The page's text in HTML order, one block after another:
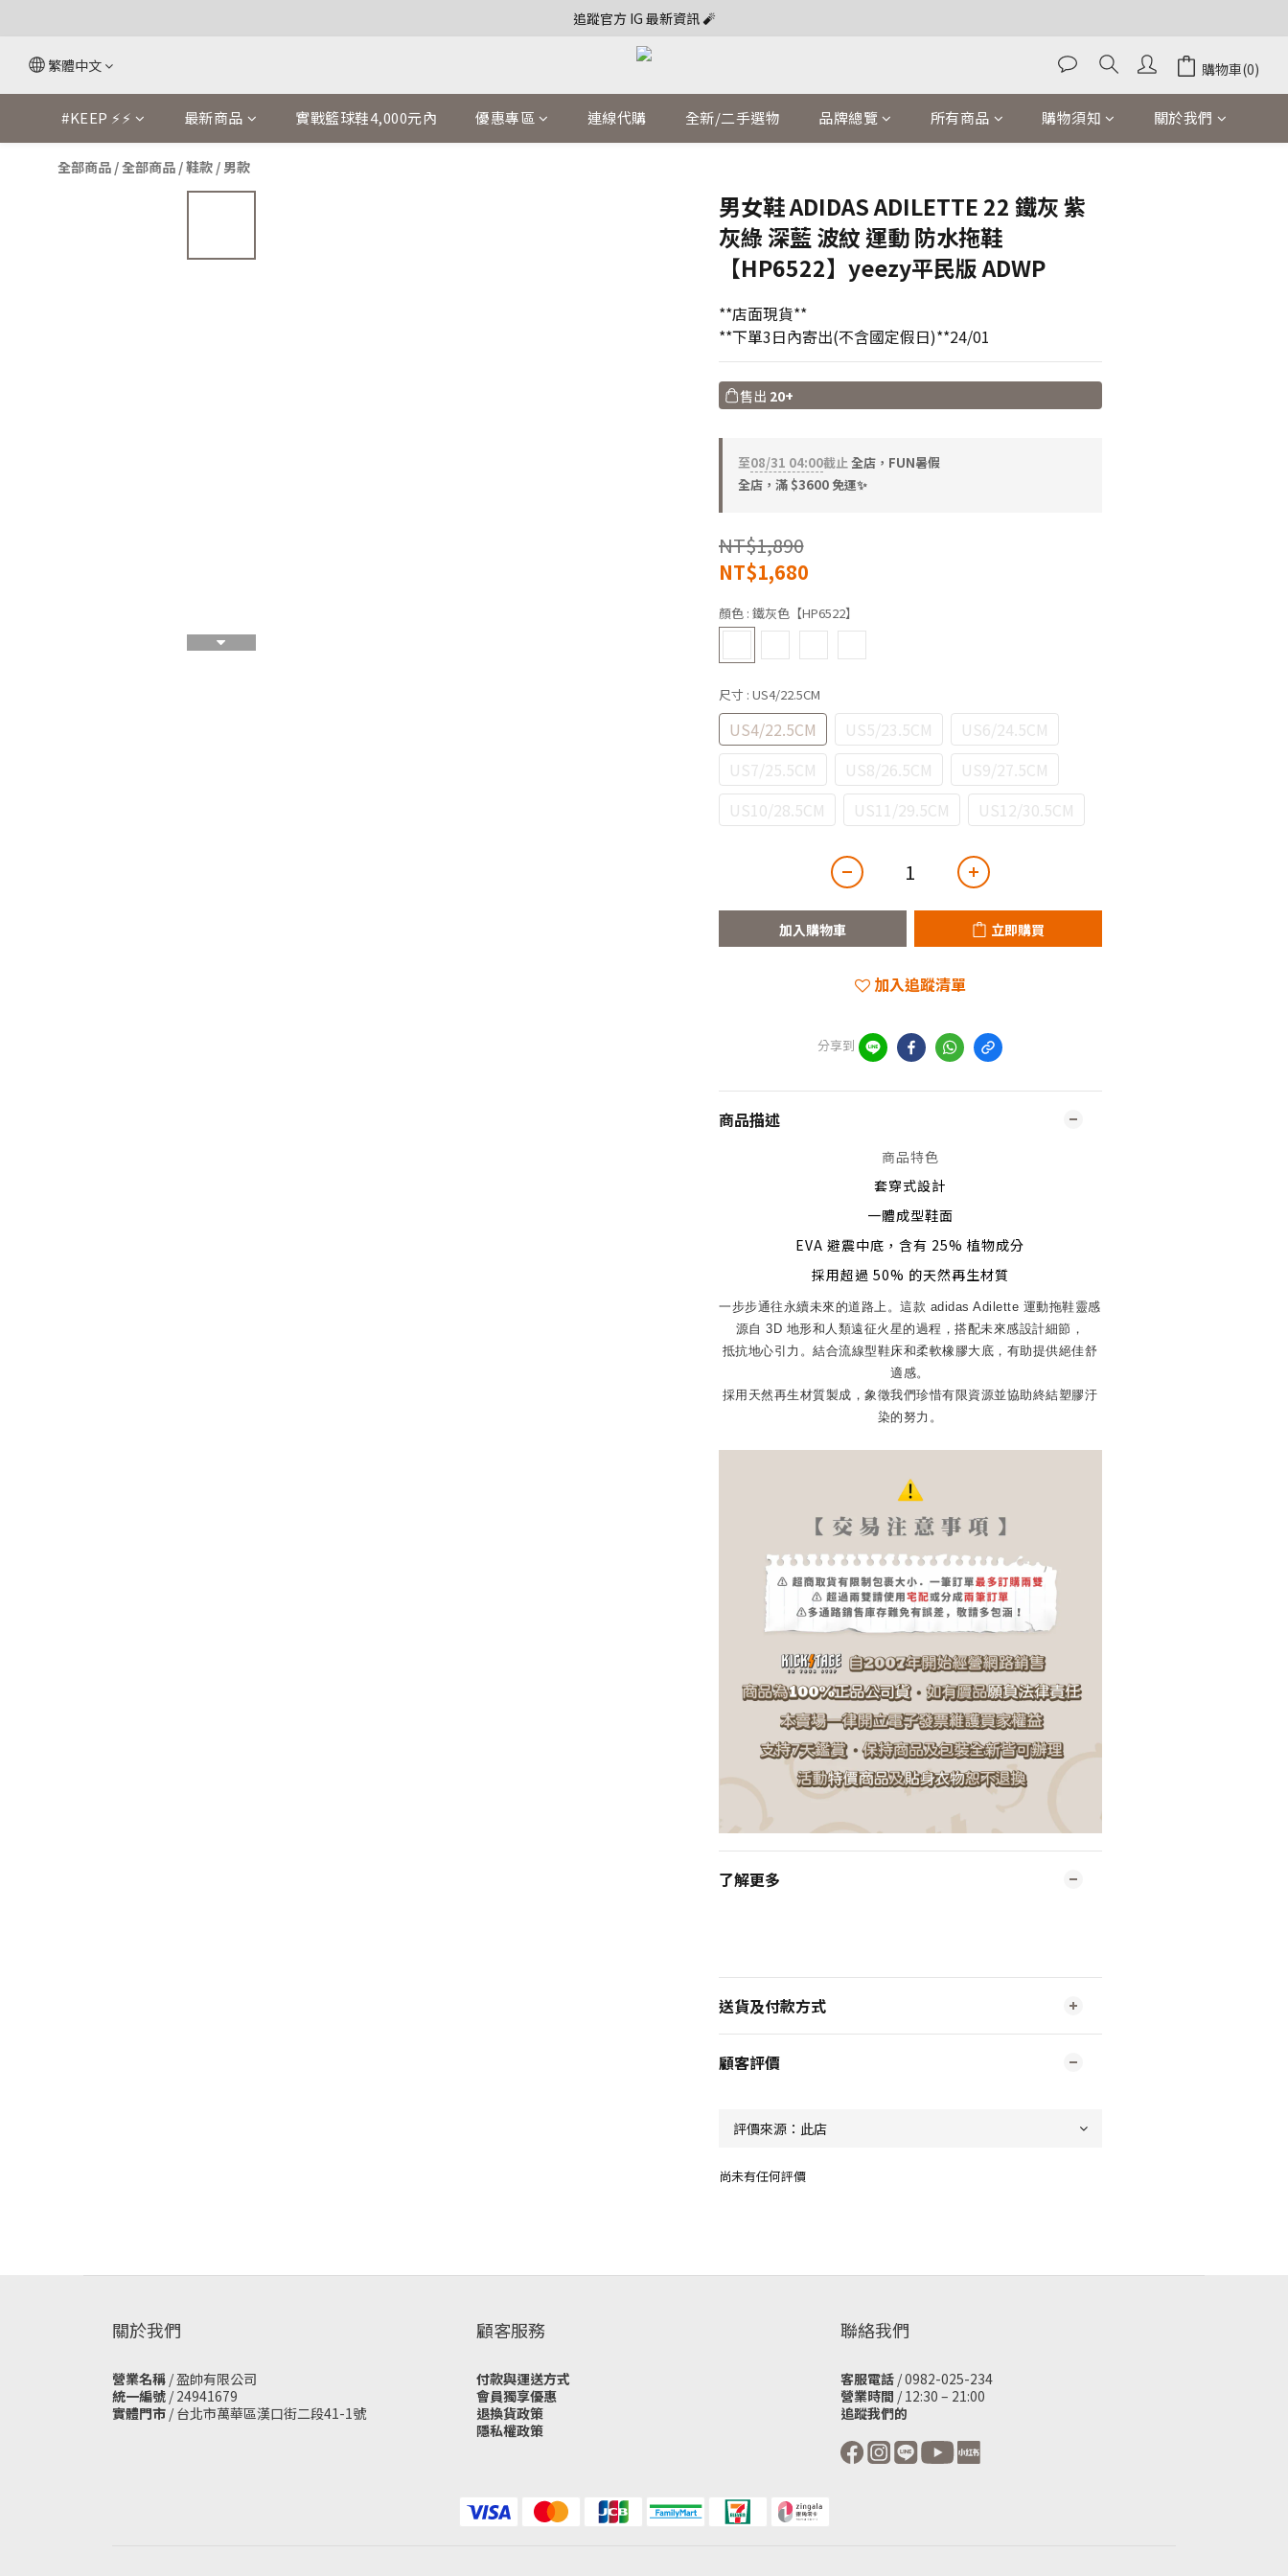
追蹤官方 IG 最新資訊 🧨
繁體中文 購物車(0)
#KEEP ⚡⚡ 最新商品 實戰籃球鞋4,000元內 優惠專區 連線代購 全新/二手選物 品牌總覽 所有商品 購物須知 關於我們
全部商品 /全部商品 /鞋款 /男款
男女鞋 ADIDAS ADILETTE 22 鐵灰 紫
灰綠 深藍 波紋 運動 防水拖鞋
【HP6522】yeezy平民版 ADWP
**店面現貨**
**下單3日內寄出(不含國定假日)**24/01
售出 20+
至08/31 04:00截止全店，FUN暑假
全店，滿 $3600 免運✨
NT$1,890
NT$1,680
顏色 : 鐵灰色【HP6522】
尺寸 : US4/22.5CM
US4/22.5CM US5/23.5CM
US6/24.5CM
US7/25.5CM
US8/26.5CM
US9/27.5CM
US10/28.5CM
US11/29.5CM US12/30.5CM
加入購物車 立即購買
加入追蹤清單
分享到
商品描述
商品特色
套穿式設計
一體成型鞋面
EVA 避震中底，含有 25% 植物成分
採用超過 50% 的天然再生材質
一步步通往永續未來的道路上。這款 adidas Adilette 運動拖鞋靈感
源自 3D 地形和人類遠征火星的過程，搭配未來感設計細節，
抵抗地心引力。結合流線型鞋床和柔軟橡膠大底，有助提供絕佳舒
適感。
採用天然再生材質製成，象徵我們珍惜有限資源並協助終結塑膠汙
染的努力。
了解更多
送貨及付款方式
顧客評價
尚未有任何評價
關於我們
營業名稱 / 盈帥有限公司
統一編號 / 24941679
實體門市 / 台北市萬華區漢口街二段41-1號
顧客服務
付款與運送方式
會員獨享優惠
退換貨政策
隱私權政策
聯絡我們
客服電話 / 0982-025-234
營業時間 / 12:30 – 21:00
追蹤我們的